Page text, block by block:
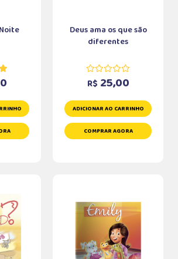
Deus ama os que são
diferentes
R$ 25,00
ADICIONAR AO CARRINHO
COMPRAR AGORA